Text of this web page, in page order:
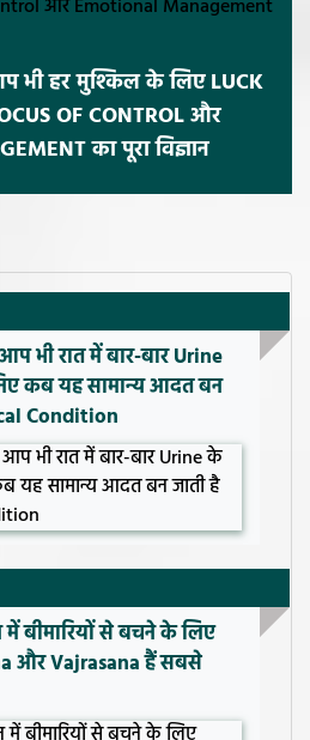
भी हर मुश्किल के लिए LUCK
OF CONTROL और
का पूरा विज्ञान
भी रात में बार-बार Urine
कब यह सामान्य आदत बन
Condition
बीमारियों से बचने के लिए
और Vajrasana हैं सबसे